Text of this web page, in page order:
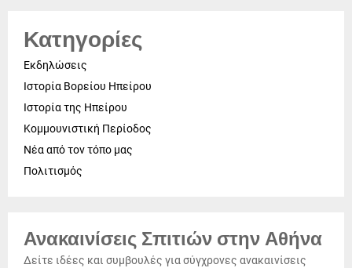
Κατηγορίες
Εκδηλώσεις
Ιστορία Βορείου Ηπείρου
Ιστορία της Ηπείρου
Κομμουνιστική Περίοδος
Νέα από τον τόπο μας
Πολιτισμός
Ανακαινίσεις Σπιτιών στην Αθήνα
Δείτε ιδέες και συμβουλές για σύγχρονες ανακαινίσεις